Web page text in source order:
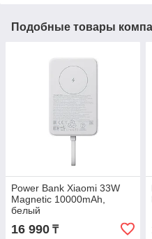
Подобные товары
Power Bank Xiaomi 33W
Magnetic 10000mAh,
белый
16 990 ₸